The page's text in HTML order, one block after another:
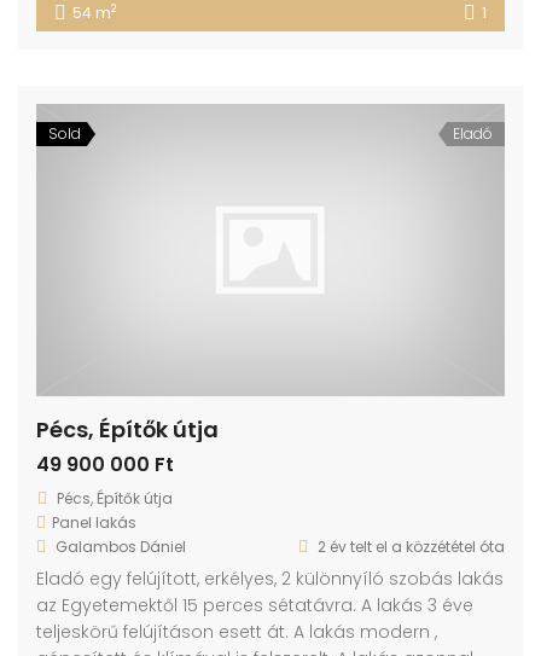
54 m2 1
Sold Eladó
Pécs, Építők útja
49 900 000 Ft
Pécs, Építők útja
Panel lakás
Galambos Dániel
2 év telt el a közzététel óta
Eladó egy felújított, erkélyes, 2 különnyíló szobás lakás
az Egyetemektől 15 perces sétatávra. A lakás 3 éve
teljeskörű felújításon esett át. A lakás modern ,